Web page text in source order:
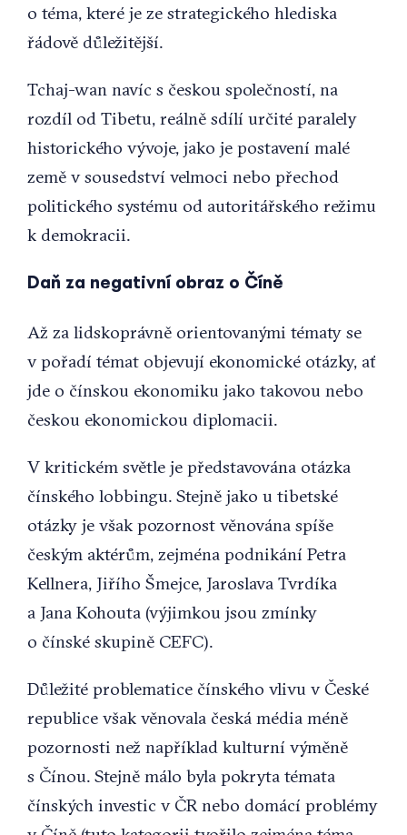
o téma, které je ze strategického hlediska
řádově důležitější.
Tchaj-wan navíc s českou společností, na
rozdíl od Tibetu, reálně sdílí určité paralely
historického vývoje, jako je postavení malé
země v sousedství velmoci nebo přechod
politického systému od autoritářského režimu
k demokracii.
Daň za negativní obraz o Číně
Až za lidskoprávně orientovanými tématy se
v pořadí témat objevují ekonomické otázky, ať
jde o čínskou ekonomiku jako takovou nebo
českou ekonomickou diplomacii.
V kritickém světle je představována otázka
čínského lobbingu. Stejně jako u tibetské
otázky je však pozornost věnována spíše
českým aktérům, zejména podnikání Petra
Kellnera, Jiřího Šmejce, Jaroslava Tvrdíka
a Jana Kohouta (výjimkou jsou zmínky
o čínské skupině CEFC).
Důležité problematice čínského vlivu v České
republice však věnovala česká média méně
pozornosti než například kulturní výměně
s Čínou. Stejně málo byla pokryta témata
čínských investic v ČR nebo domácí problémy